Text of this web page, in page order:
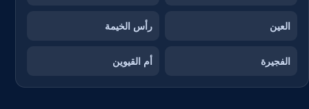
العين رأس الخيمة
الفجيرة أم القيوين